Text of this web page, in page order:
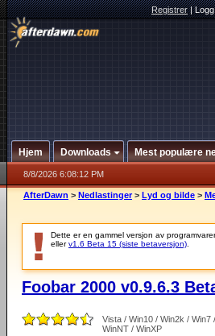
Registrer|
Hjem Downloads Mest populære
8/8/2026 6:08:12 PM
AfterDawn > Nedlastinger > Lyd og bilde >
Dette er en gammel versjon av
ellerv1.6 Beta 15 (siste betaversjon)
Foobar 2000 v0.9.6.3
Vista / Win10 / Win2k / Win7
WinNT / WinXP